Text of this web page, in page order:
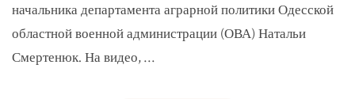
начальника департамента аграрной политики Одесской
областной военной администрации (ОВА) Натальи
Смертенюк. На видео, …